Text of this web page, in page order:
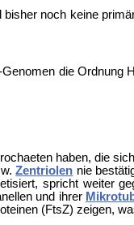
noch keine
die Ordnung
haben, die
Zentriolen nie
, spricht weiter
und ihrer
(FtsZ) zeigen,